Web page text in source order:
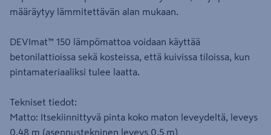
määräytyy lämmitettävän alan mukaan.
DEVImat™ 150 lämpömattoa voidaan käyttää
betonilattioissa sekä kosteissa, että kuivissa tiloissa, kun
pintamateriaaliksi tulee laatta.
Tekniset tiedot:
Matto: Itsekiinnittyvä pinta koko maton leveydeltä, leveys
0,48 m (asennustekninen leveys 0,5 m)